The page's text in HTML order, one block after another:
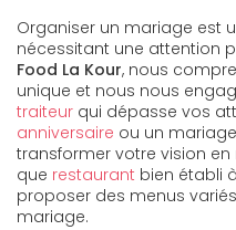
Organiser un mariage est
nécessitant une attention
Food La Kour, nous
unique et nous nous
traiteur qui dépasse vos
anniversaire ou un
transformer votre vision en
que restaurant bien établi
proposer des menus
mariage.